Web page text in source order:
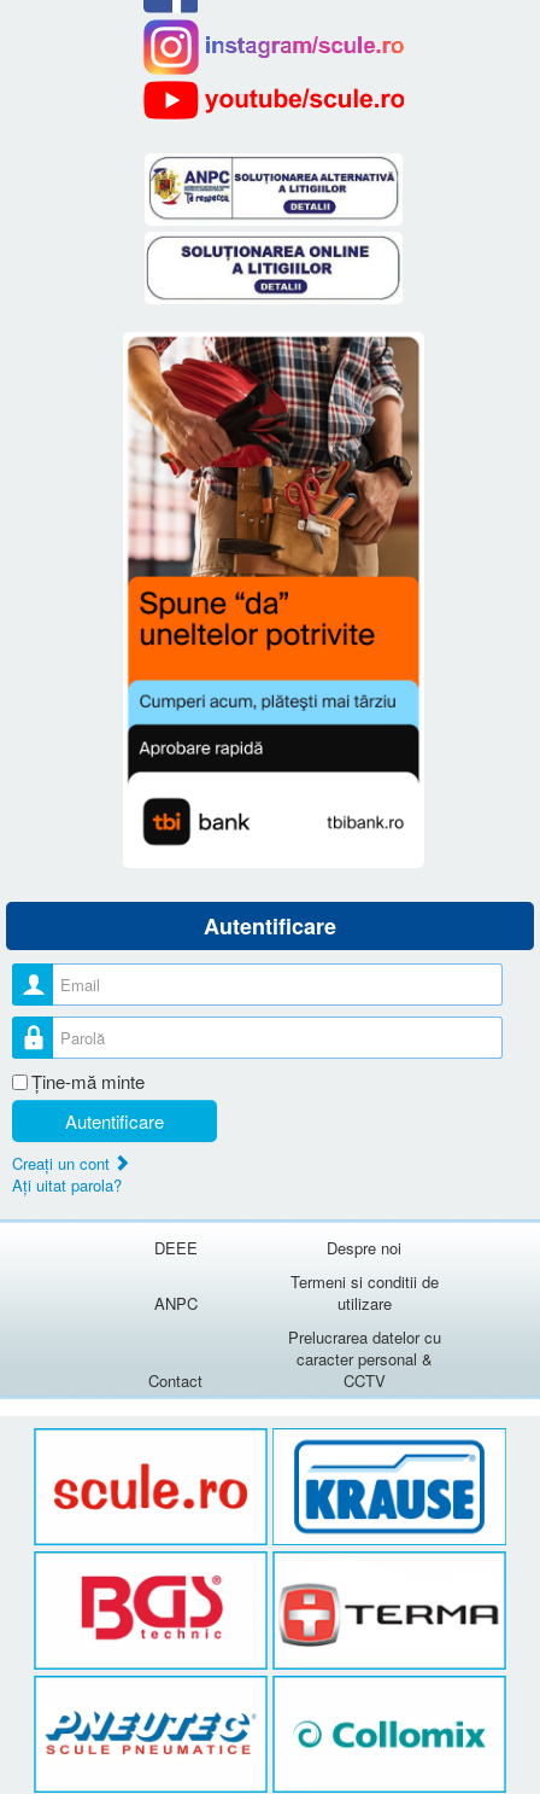
Autentificare
Nume utilizator
Parolă
Ţine-mă minte
Autentificare
Creaţi un cont
Aţi uitat parola?
DEEE Despre noi
ANPC
Termeni si conditii de
utilizare
Contact
Prelucrarea datelor cu
caracter personal &
CCTV